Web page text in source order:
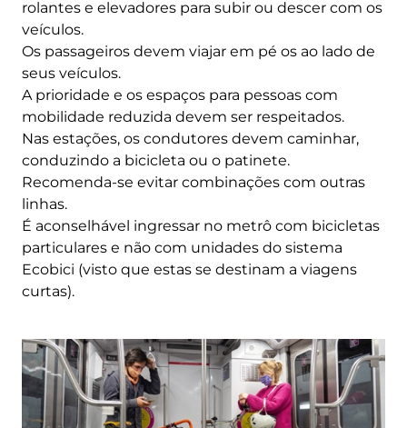
rolantes e elevadores para subir ou descer com os
veículos.
Os passageiros devem viajar em pé os ao lado de
seus veículos.
A prioridade e os espaços para pessoas com
mobilidade reduzida devem ser respeitados.
Nas estações, os condutores devem caminhar,
conduzindo a bicicleta ou o patinete.
Recomenda-se evitar combinações com outras
linhas.
É aconselhável ingressar no metrô com bicicletas
particulares e não com unidades do sistema
Ecobici (visto que estas se destinam a viagens
curtas).